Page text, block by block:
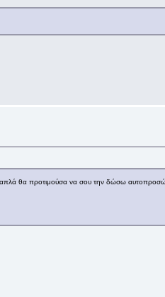
απλά θα προτιμούσα να σου την δώσω